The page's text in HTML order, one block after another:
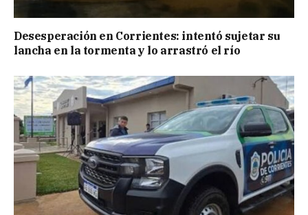
Desesperación en Corrientes: intentó sujetar su
lancha en la tormenta y lo arrastró el río